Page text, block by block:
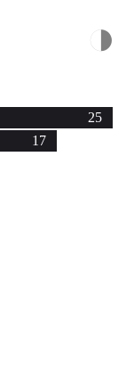
◑
25
17